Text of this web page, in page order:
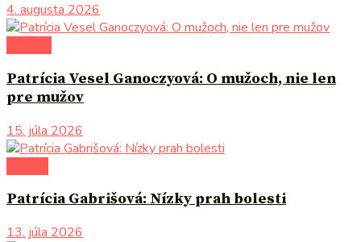
4. augusta 2026
Patrícia Vesel Ganoczyová: O mužoch, nie len
pre mužov
15. júla 2026
Patrícia Gabrišová: Nízky prah bolesti
13. júla 2026